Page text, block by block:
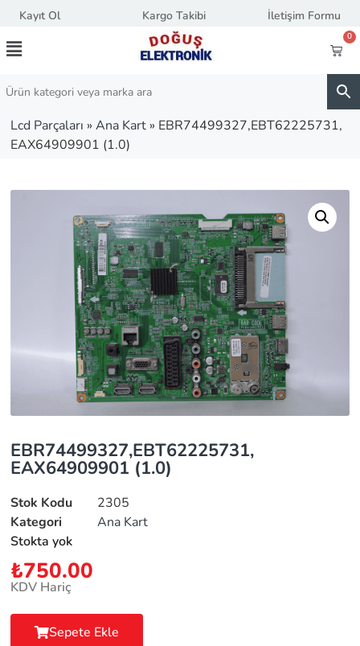
Kayıt Ol Kargo Takibi İletişim Formu
0
Lcd Parçaları » Ana Kart » EBR74499327,EBT62225731,
EAX64909901 (1.0)
EBR74499327,EBT62225731,
EAX64909901 (1.0)
Stok Kodu
2305
Kategori
Ana Kart
Stokta yok
₺750.00
KDV Hariç
Sepete Ekle